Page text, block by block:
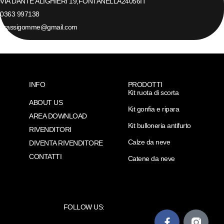
0363 997138
grassigomme@gmail.com
INFO
ABOUT US
AREA DOWNLOAD
RIVENDITORI
DIVENTA RIVENDITORE
CONTATTI
PRODOTTI
Kit ruota di scorta
Kit gonfia e ripara
Kit bulloneria antifurto
Calze da neve
Catene da neve
FOLLOW US: